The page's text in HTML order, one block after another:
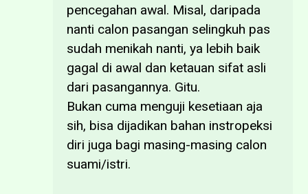
pencegahan awal. Misal, daripada
nanti calon pasangan selingkuh pas
sudah menikah nanti, ya lebih baik
gagal di awal dan ketauan sifat asli
dari pasangannya. Gitu.
Bukan cuma menguji kesetiaan aja
sih, bisa dijadikan bahan instropeksi
diri juga bagi masing-masing calon
suami/istri.